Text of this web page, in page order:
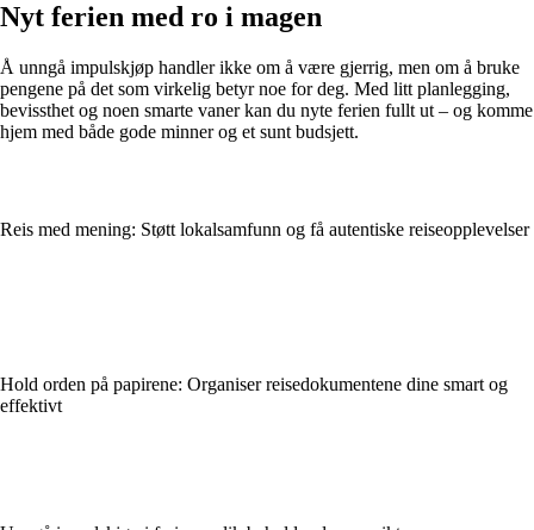
Nyt ferien med ro i magen
Å unngå impulskjøp handler ikke om å være gjerrig, men om å bruke
pengene på det som virkelig betyr noe for deg. Med litt planlegging,
bevissthet og noen smarte vaner kan du nyte ferien fullt ut – og komme
hjem med både gode minner og et sunt budsjett.
Reis med mening: Støtt lokalsamfunn og få autentiske reiseopplevelser
Hold orden på papirene: Organiser reisedokumentene dine smart og
effektivt